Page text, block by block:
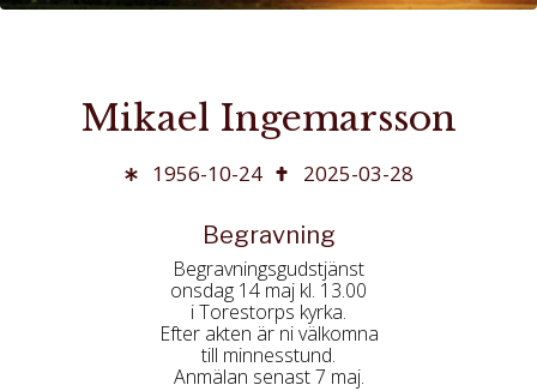
Mikael Ingemarsson
1956-10-24 2025-03-28
Begravning
Begravningsgudstjänst
onsdag 14 maj kl. 13.00
i Torestorps kyrka.
Efter akten är ni välkomna
till minnesstund.
Anmälan senast 7 maj.